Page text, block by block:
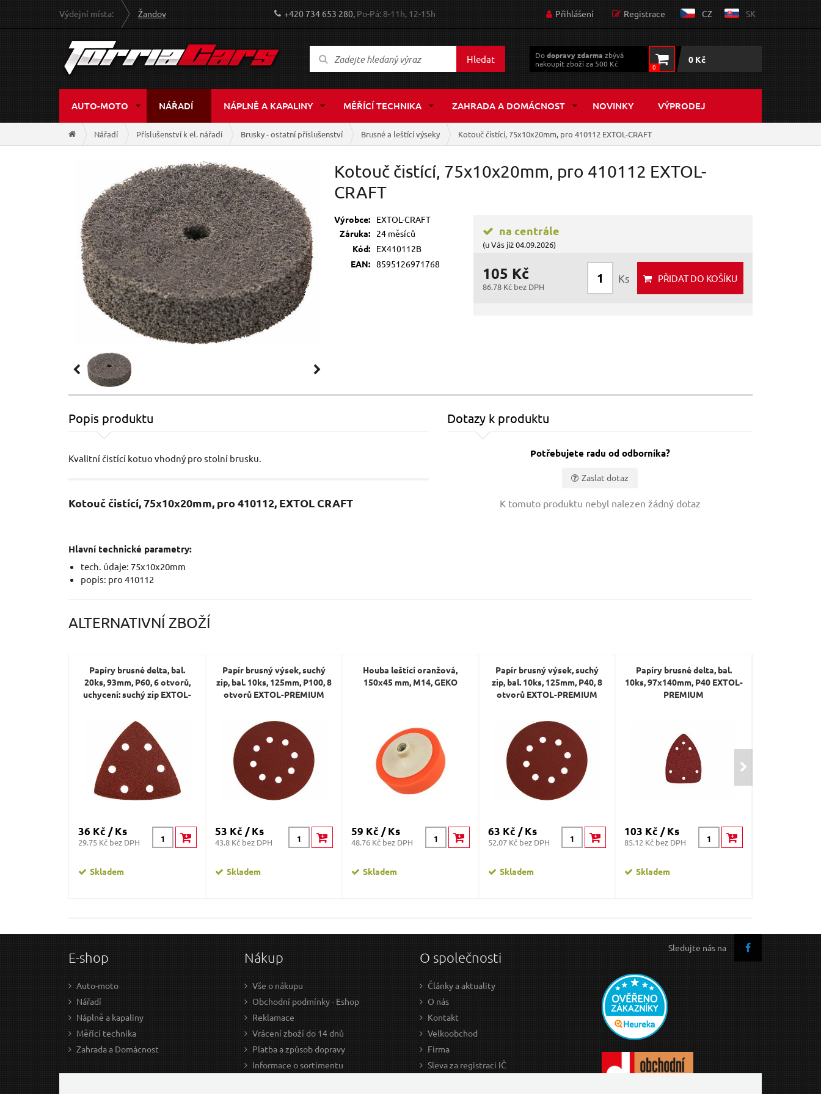
Výdejní místa: Žandov +420 734 653 280,Po-Pá: 8-11h, 12-15h Přihlášení Registrace CZ SK
Hledat Dodopravy zdarma zbývá
nakoupit zboží za 500 Kč
0
0 Kč
AUTO-MOTO NÁŘADÍ NÁPLNĚ A KAPALINY MĚŘÍCÍ TECHNIKA ZAHRADA A DOMÁCNOST NOVINKY VÝPRODEJ
Nářadí Příslušenství k el. nářadí Brusky - ostatní příslušenství Brusné a leštící výseky Kotouč čistící, 75x10x20mm, pro 410112 EXTOL-CRAFT
Kotouč čistící, 75x10x20mm, pro 410112 EXTOL-
CRAFT
Výrobce:
EXTOL-CRAFT
Záruka:
24 měsíců
Kód:
EX410112B
EAN: 8595126971768
na centrále
(u Vás již 04.09.2026)
105 Kč
86.78 Kč bez DPH
Ks PŘIDATDO KOŠÍKU
Popis produktu
Kvalitní čistící kotuo vhodný pro stolní brusku.
Kotouč čistící, 75x10x20mm, pro 410112, EXTOL CRAFT
Hlavní technické parametry:
tech. údaje: 75x10x20mm
popis: pro 410112
Dotazy k produktu
Potřebujete radu od odborníka?
Zaslat dotaz
Odeslat dotaz
K tomuto produktu nebyl nalezen žádný dotaz
ALTERNATIVNÍ ZBOŽÍ
Papíry brusné delta, bal.
20ks, 93mm, P60, 6 otvorů,
uchycení: suchý zip EXTOL-
36 Kč / Ks
29.75 Kč bez DPH
Skladem
Papír brusný výsek, suchý
zip, bal. 10ks, 125mm, P100, 8
otvorů EXTOL-PREMIUM
53 Kč / Ks
43.8 Kč bez DPH
Skladem
Houba leštící oranžová,
150x45 mm, M14, GEKO
59 Kč / Ks
48.76 Kč bez DPH
Skladem
Papír brusný výsek, suchý
zip, bal. 10ks, 125mm, P40, 8
otvorů EXTOL-PREMIUM
63 Kč / Ks
52.07 Kč bez DPH
Skladem
Papíry brusné delta, bal.
10ks, 97x140mm, P40 EXTOL-
PREMIUM
103 Kč / Ks
85.12 Kč bez DPH
Skladem
Sledujte nás na
E-shop
Auto-moto
Nářadí
Náplně a kapaliny
Měřící technika
Zahrada a Domácnost
Nákup
Vše o nákupu
Obchodní podmínky - Eshop
Reklamace
Vrácení zboží do 14 dnů
Platba a způsob dopravy
Informace o sortimentu
O společnosti
Články a aktuality
O nás
Kontakt
Velkoobchod
Firma
Sleva za registraci IČ